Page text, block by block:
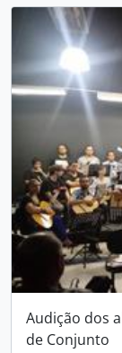
Audição dos
de Conjunto